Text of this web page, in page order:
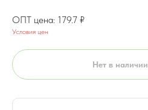
179.7 ₽
Условия цен
Нет в наличии